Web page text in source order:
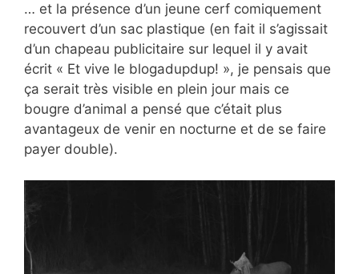
… et la présence d’un jeune cerf comiquement
recouvert d’un sac plastique (en fait il s’agissait
d’un chapeau publicitaire sur lequel il y avait
écrit « Et vive le blogadupdup! », je pensais que
ça serait très visible en plein jour mais ce
bougre d’animal a pensé que c’était plus
avantageux de venir en nocturne et de se faire
payer double).